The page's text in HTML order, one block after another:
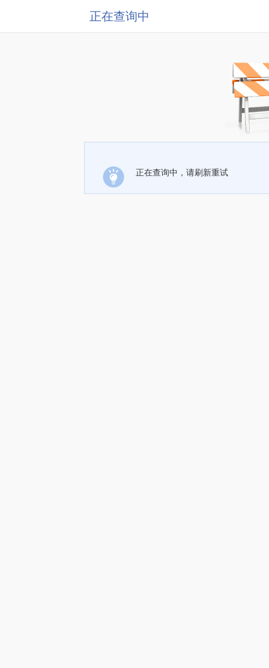
正在查询中
正在查询中，请刷新重试